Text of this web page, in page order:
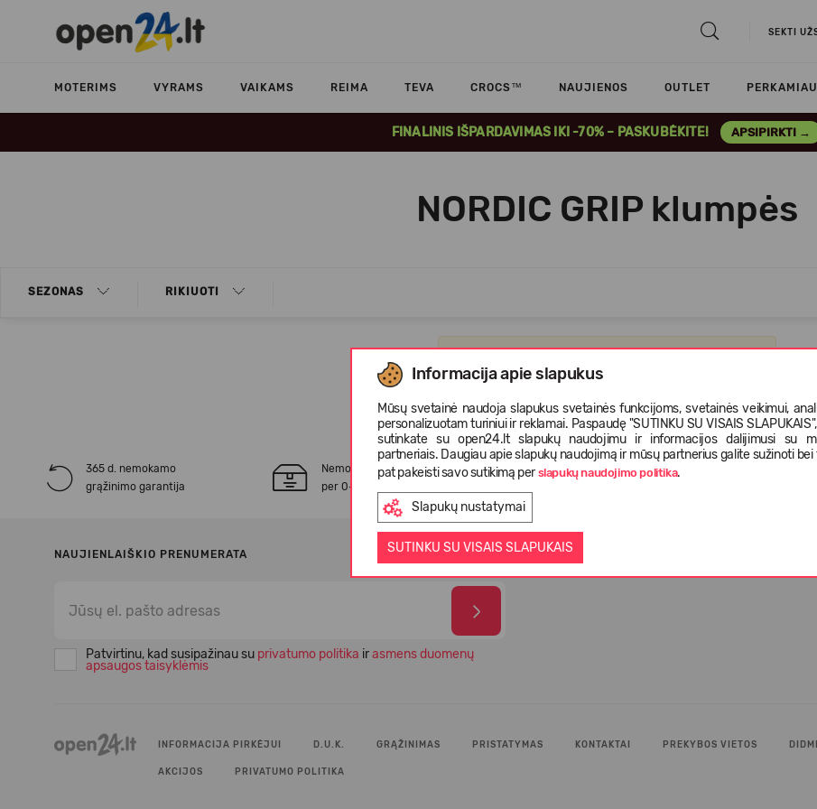
SEKTI
MOTERIMS VYRAMS VAIKAMS REIMA TEVA CROCS™ NAUJIENOS OUTLET
FINALINIS IŠPARDAVIMAS IKI -70% – PASKUBĖKITE! APSIPIRKTI →
Informacija apie slapukus
Mūsų svetainė naudoja slapukus svetainės funkcijoms, svetainės veikimui,
personalizuotam turiniui ir reklamai. Paspaudę "SUTINKU SU VISAIS
sutinkate su open24.lt slapukų naudojimu ir informacijos dalijimusi su
partneriais. Daugiau apie slapukų naudojimą ir mūsų partnerius galite sužinoti bei
pat pakeisti savo sutikimą per slapukų naudojimo politika.
Slapukų nustatymai
SUTINKU SU VISAIS SLAPUKAIS
NORDIC GRIP klumpės
SEZONAS RIKIUOTI
365 d. nemokamo
grąžinimo garantija
Nemokamas* pristatymas
per 0-3 darbo dienas
Pasirinkimas iš daugiau kaip 5 000
Tiek
NAUJIENLAIŠKIO PRENUMERATA
Patvirtinu, kad susipažinau su privatumo politika irasmens duomenų
apsaugos taisyklėmis
INFORMACIJA PIRKĖJUI D.U.K. GRĄŽINIMAS PRISTATYMAS KONTAKTAI PREKYBOS VIETOS
AKCIJOS PRIVATUMO POLITIKA